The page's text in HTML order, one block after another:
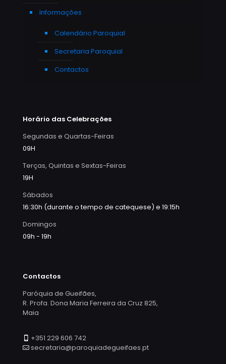
Informações
Calendário Paroquial
Secretaria Paroquial
Contactos
Horário das Celebrações
Segundas e Quartas-Feiras
09H
Terças, Quintas e Sextas-Feiras
19H
Sábados
16:30h (durante o tempo de catequese) e 19:15h
Domingos
09h - 19h
Contactos
Paróquia de Gueifães,
R. Profa. Dona Maria Ferreira da Cruz 825,
Maia
+351 229 606 742
secretaria@paroquiadegueifaes.pt